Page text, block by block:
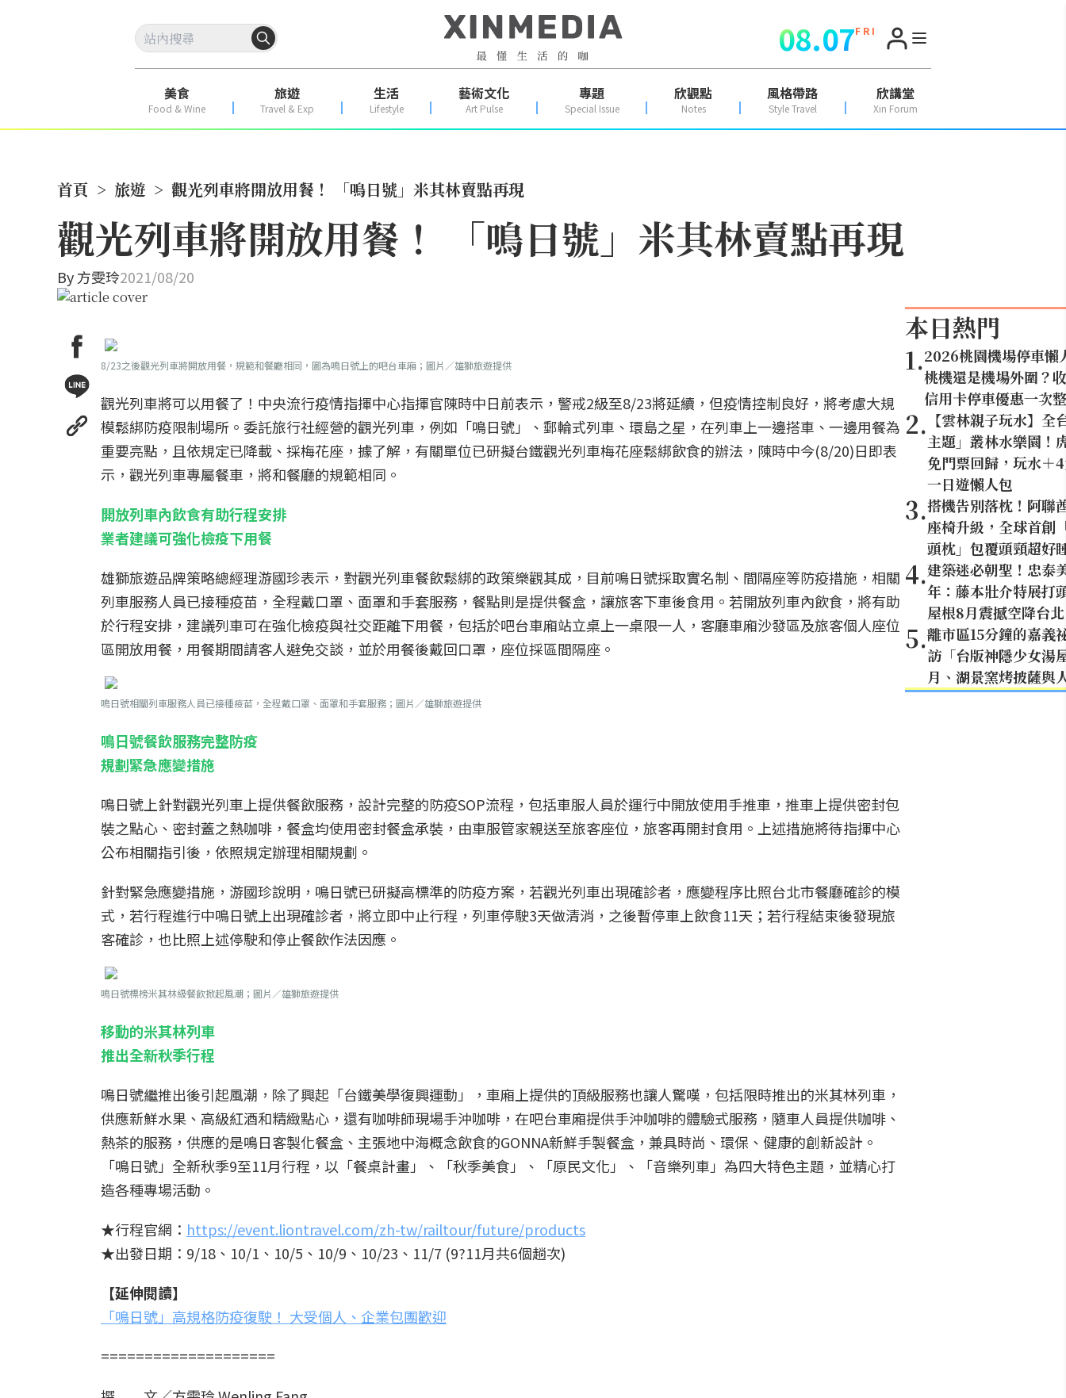
08.07F R I
美食
Food & Wine
旅遊
Travel & Exp
生活
Lifestyle
藝術文化
Art Pulse
專題
Special Issue
欣觀點
Notes
風格帶路
Style Travel
欣講堂
Xin Forum
首頁 > 旅遊 > 觀光列車將開放用餐！ 「鳴日號」米其林賣點再現
觀光列車將開放用餐！ 「鳴日號」米其林賣點再現
By方雯玲2021/08/20
8/23之後觀光列車將開放用餐，規範和餐廳相同，圖為鳴日號上的吧台車廂；圖片／雄獅旅遊提供
觀光列車將可以用餐了！中央流行疫情指揮中心指揮官陳時中日前表示，警戒2級至8/23將延續，但疫情控制良好，將考慮大規
模鬆綁防疫限制場所。委託旅行社經營的觀光列車，例如「鳴日號」、郵輪式列車、環島之星，在列車上一邊搭車、一邊用餐為
重要亮點，且依規定已降載、採梅花座，據了解，有關單位已研擬台鐵觀光列車梅花座鬆綁飲食的辦法，陳時中今(8/20)日即表
示，觀光列車專屬餐車，將和餐廳的規範相同。
開放列車內飲食有助行程安排
業者建議可強化檢疫下用餐
雄獅旅遊品牌策略總經理游國珍表示，對觀光列車餐飲鬆綁的政策樂觀其成，目前鳴日號採取實名制、間隔座等防疫措施，相關
列車服務人員已接種疫苗，全程戴口罩、面罩和手套服務，餐點則是提供餐盒，讓旅客下車後食用。若開放列車內飲食，將有助
於行程安排，建議列車可在強化檢疫與社交距離下用餐，包括於吧台車廂站立桌上一桌限一人，客廳車廂沙發區及旅客個人座位
區開放用餐，用餐期間請客人避免交談，並於用餐後戴回口罩，座位採區間隔座。
鳴日號相關列車服務人員已接種疫苗，全程戴口罩、面罩和手套服務；圖片／雄獅旅遊提供
鳴日號餐飲服務完整防疫
規劃緊急應變措施
鳴日號上針對觀光列車上提供餐飲服務，設計完整的防疫SOP流程，包括車服人員於運行中開放使用手推車，推車上提供密封包
裝之點心、密封蓋之熱咖啡，餐盒均使用密封餐盒承裝，由車服管家親送至旅客座位，旅客再開封食用。上述措施將待指揮中心
公布相關指引後，依照規定辦理相關規劃。
針對緊急應變措施，游國珍說明，鳴日號已研擬高標準的防疫方案，若觀光列車出現確診者，應變程序比照台北市餐廳確診的模
式，若行程進行中鳴日號上出現確診者，將立即中止行程，列車停駛3天做清消，之後暫停車上飲食11天；若行程結束後發現旅
客確診，也比照上述停駛和停止餐飲作法因應。
鳴日號標榜米其林級餐飲掀起風潮；圖片／雄獅旅遊提供
移動的米其林列車
推出全新秋季行程
鳴日號繼推出後引起風潮，除了興起「台鐵美學復興運動」，車廂上提供的頂級服務也讓人驚嘆，包括限時推出的米其林列車，
供應新鮮水果、高級紅酒和精緻點心，還有咖啡師現場手沖咖啡，在吧台車廂提供手沖咖啡的體驗式服務，隨車人員提供咖啡、
熱茶的服務，供應的是鳴日客製化餐盒、主張地中海概念飲食的GONNA新鮮手製餐盒，兼具時尚、環保、健康的創新設計。
「鳴日號」全新秋季9至11月行程，以「餐桌計畫」、「秋季美食」、「原民文化」、「音樂列車」為四大特色主題，並精心打
造各種專場活動。
★行程官網： https://event.liontravel.com/zh-tw/railtour/future/products
★出發日期：9/18、10/1、10/5、10/9、10/23、11/7 (9?11月共6個趟次)
【延伸閱讀】
「鳴日號」高規格防疫復駛！ 大受個人、企業包團歡迎
====================
本日熱門
1.2026桃園機場停車懶
桃機還是機場外圍？
信用卡停車優惠一次
2. 【雲林親子玩水】全
主題」叢林水樂園！
免門票回歸，玩水＋
一日遊懶人包
3.搭機告別落枕！阿聯
座椅升級，全球首
頭枕」包覆頭頸超好
4.建築迷必朝聖！忠泰
年：藤本壯介特展打
屋根8月震撼空降台北
5.離市區15分鐘的嘉義
訪「台版神隱少女湯
月、湖景窯烤披薩與